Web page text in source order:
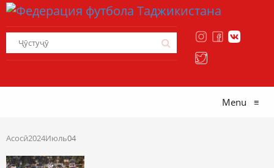
Menu ≡
Асосӣ2024Июль04